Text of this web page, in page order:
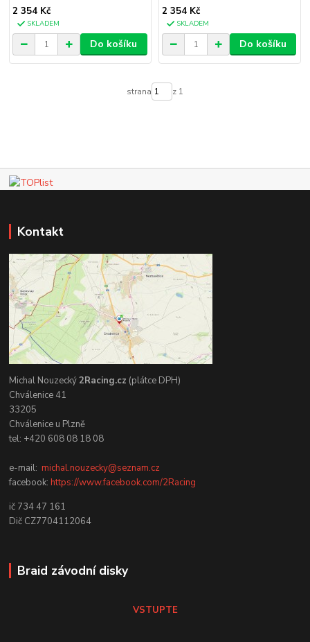
2 354 Kč
SKLADEM
Do košíku
2 354 Kč
SKLADEM
Do košíku
strana z 1
Kontakt
Michal Nouzecký2Racing.cz (plátce DPH)
Chválenice 41
33205
Chválenice u Plzně
tel: +420 608 08 18 08
e-mail:michal.nouzecky@seznam.cz
facebook:https://www.facebook.com/2Racing
ič 734 47 161
Dič CZ7704112064
Braid závodní disky
VSTUPTE